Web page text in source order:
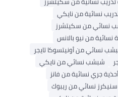
نسائية من نايكي
نسائي من سكيتشرز
نسائية من نيو بالانس
نسائي من أونيتسوكا تايجر
شبشب نسائي من نايكي
أحذية جري نسائية من فانز
سنيكرز نسائي من ريبوك